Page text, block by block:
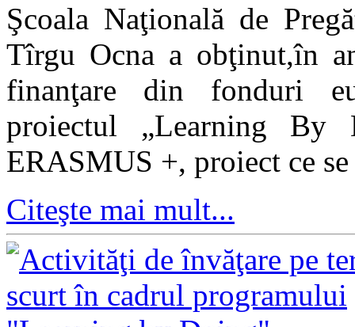
Şcoala Naţională de
Tîrgu Ocna a obţinut,în
finanţare din fonduri
proiectul „Learning By
ERASMUS +, proiect ce
Citeşte mai mult...